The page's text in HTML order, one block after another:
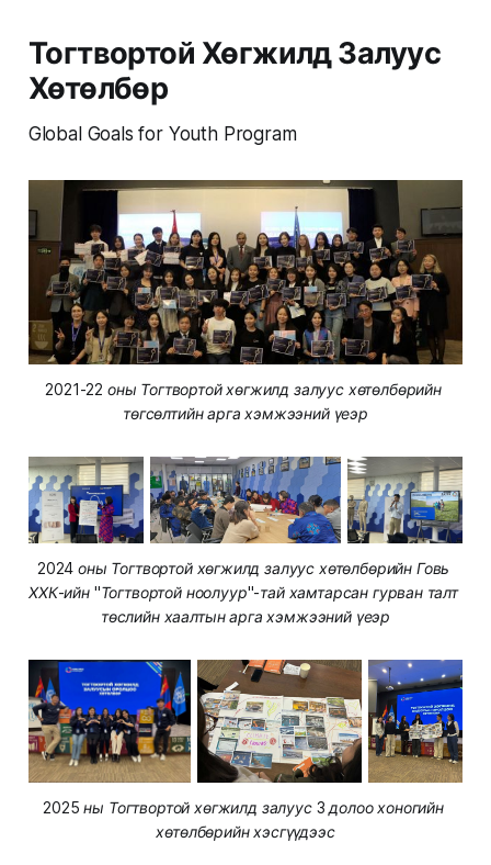
Тогтвортой Хөгжилд Залуус
Хөтөлбөр
Global Goals for Youth Program
2021-22 оны Тогтвортой хөгжилд залуус хөтөлбөрийн
төгсөлтийн арга хэмжээний үеэр
2024 оны Тогтвортой хөгжилд залуус хөтөлбөрийн Говь
ХХК-ийн "Тогтвортой ноолуур"-тай хамтарсан гурван талт
төслийн хаалтын арга хэмжээний үеэр
2025 ны Тогтвортой хөгжилд залуус 3 долоо хоногийн
хөтөлбөрийн хэсгүүдээс